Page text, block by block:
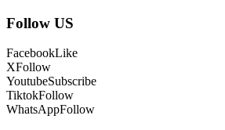
Follow US
FacebookLike
XFollow
YoutubeSubscribe
TiktokFollow
WhatsAppFollow